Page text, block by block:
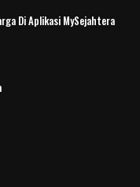
Di Aplikasi MySejahtera